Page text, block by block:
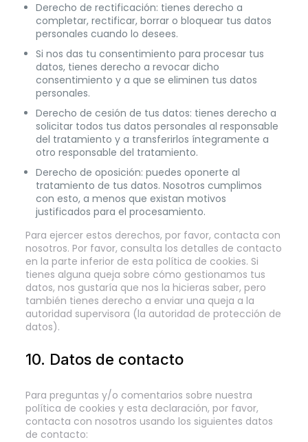
Derecho de rectificación: tienes derecho a
completar, rectificar, borrar o bloquear tus datos
personales cuando lo desees.
Si nos das tu consentimiento para procesar tus
datos, tienes derecho a revocar dicho
consentimiento y a que se eliminen tus datos
personales.
Derecho de cesión de tus datos: tienes derecho a
solicitar todos tus datos personales al responsable
del tratamiento y a transferirlos íntegramente a
otro responsable del tratamiento.
Derecho de oposición: puedes oponerte al
tratamiento de tus datos. Nosotros cumplimos
con esto, a menos que existan motivos
justificados para el procesamiento.
Para ejercer estos derechos, por favor, contacta con
nosotros. Por favor, consulta los detalles de contacto
en la parte inferior de esta política de cookies. Si
tienes alguna queja sobre cómo gestionamos tus
datos, nos gustaría que nos la hicieras saber, pero
también tienes derecho a enviar una queja a la
autoridad supervisora (la autoridad de protección de
datos).
10. Datos de contacto
Para preguntas y/o comentarios sobre nuestra
política de cookies y esta declaración, por favor,
contacta con nosotros usando los siguientes datos
de contacto: